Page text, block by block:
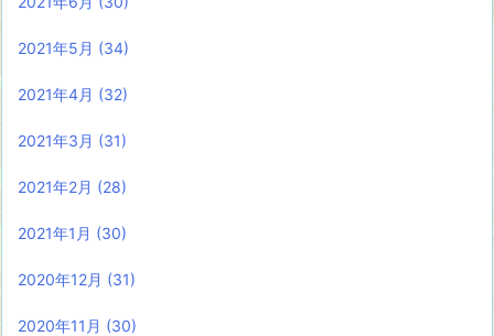
2021年5月 (34)
2021年4月 (32)
2021年3月 (31)
2021年2月 (28)
2021年1月 (30)
2020年12月 (31)
2020年11月 (30)